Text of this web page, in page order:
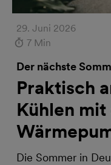
29. Juni 2026
7 Min
Der nächste
Praktisch
Kühlen mit
Die Sommer in